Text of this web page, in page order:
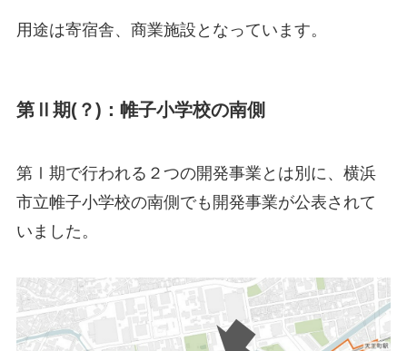
用途は寄宿舎、 商業施設 となっています。
第Ⅱ期(？)：帷子小学校の南側
第Ⅰ期で行われる２つの開発事業とは別に、 横浜
市立帷子小学校の南側でも開発事業が公表されて
いました。